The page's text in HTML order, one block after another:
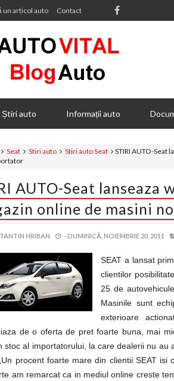
un articol auto Contact
Știri auto Informații auto
Seat Stiri auto Stiri auto Seat
STIRI AUTO-Seat
AUTO-Seat lanseaza
online de masini
HRIBAN -DUMINICĂ, NOIEMBRIE 20, 2011
SEAT a lansat
clientilor
25 de
Masinile sunt
exterioare
de o oferta de pret foarte buna, mai
stoc al importatorului, la care dealerii nu
procent foarte mare din clientii SEAT
am remarcat ca in mediul online creste